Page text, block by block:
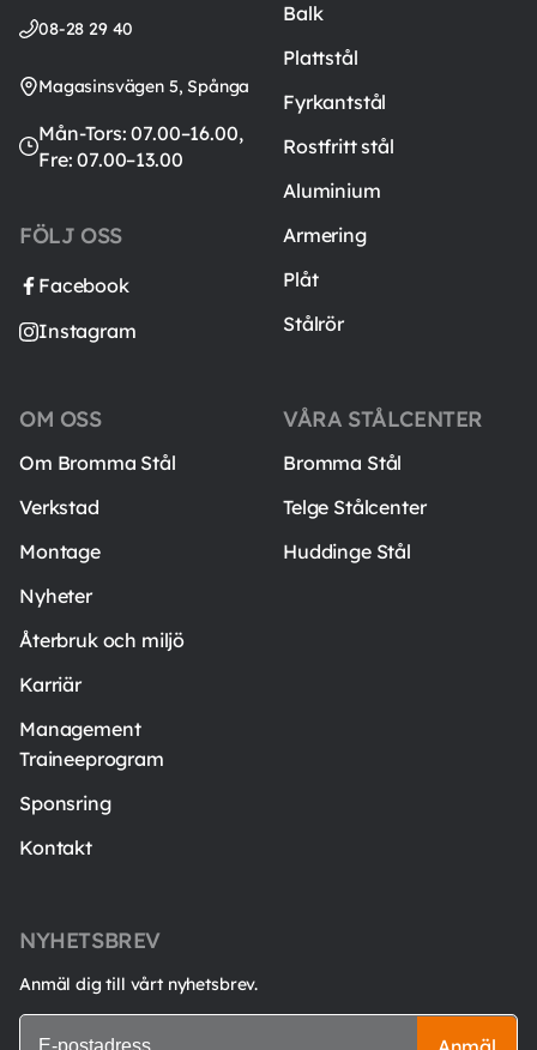
08-28 29 40
Magasinsvägen 5, Spånga
Mån-Tors: 07.00–16.00,
Fre: 07.00–13.00
FÖLJ OSS
Facebook
Instagram
Balk
Plattstål
Fyrkantstål
Rostfritt stål
Aluminium
Armering
Plåt
Stålrör
VÅRA STÅLCENTER
Bromma Stål
Telge Stålcenter
Huddinge Stål
OM OSS
Om Bromma Stål
Verkstad
Montage
Nyheter
Återbruk och miljö
Karriär
Management
Traineeprogram
Sponsring
Kontakt
NYHETSBREV
Anmäl dig till vårt nyhetsbrev.